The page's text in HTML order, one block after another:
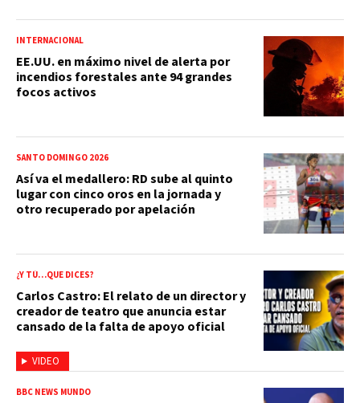
INTERNACIONAL
EE.UU. en máximo nivel de alerta por
incendios forestales ante 94 grandes
focos activos
SANTO DOMINGO 2026
Así va el medallero: RD sube al quinto
lugar con cinco oros en la jornada y
otro recuperado por apelación
VIDEO
¿Y TÚ…QUE DICES?
Carlos Castro: El relato de un director y
creador de teatro que anuncia estar
cansado de la falta de apoyo oficial
BBC NEWS MUNDO